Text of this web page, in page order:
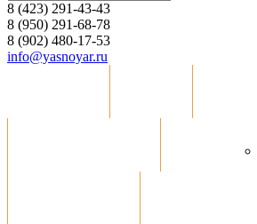
8 (423) 291-43-43
8 (950) 291-68-78
8 (902) 480-17-53
info@yasnoyar.ru